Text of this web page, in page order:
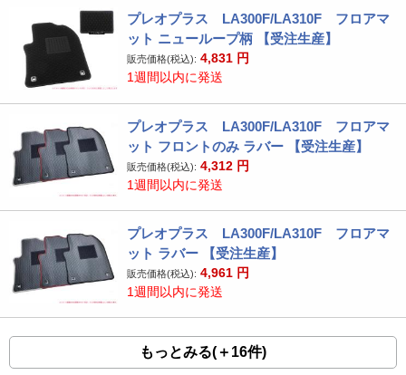
プレオプラス LA300F/LA310F フロアマ
ット ニューループ柄 【受注生産】
販売価格(税込): 4,831 円
1週間以内に発送
プレオプラス LA300F/LA310F フロアマ
ット フロントのみ ラバー 【受注生産】
販売価格(税込): 4,312 円
1週間以内に発送
プレオプラス LA300F/LA310F フロアマ
ット ラバー 【受注生産】
販売価格(税込): 4,961 円
1週間以内に発送
もっとみる(＋16件)